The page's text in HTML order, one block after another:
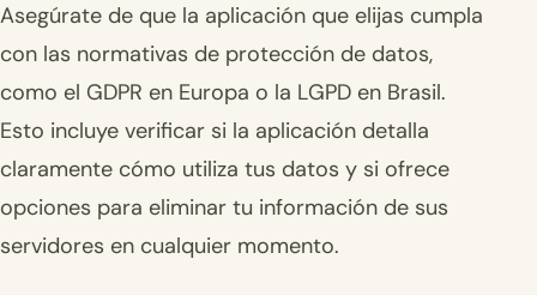
Asegúrate de que la aplicación que elijas cumpla
con las normativas de protección de datos,
como el GDPR en Europa o la LGPD en Brasil.
Esto incluye verificar si la aplicación detalla
claramente cómo utiliza tus datos y si ofrece
opciones para eliminar tu información de sus
servidores en cualquier momento.